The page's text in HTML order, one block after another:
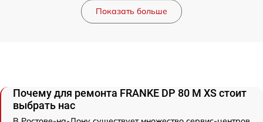
Показать больше
Почему для ремонта FRANKE DP 80 M XS стоит
выбрать нас